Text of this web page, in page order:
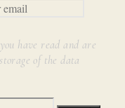
have read and are
of the data